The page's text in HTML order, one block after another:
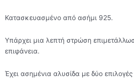
Κατασκευασμένο από ασήμι 925.
Υπάρχει μια λεπτή στρώση
επιφάνεια.
Έχει ασημένια αλυσίδα με δύο